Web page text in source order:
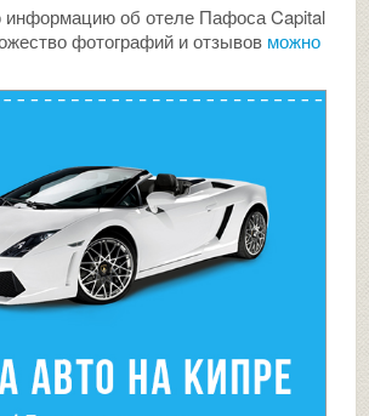
об отеле Пафоса Capital
фотографий и отзывов можно